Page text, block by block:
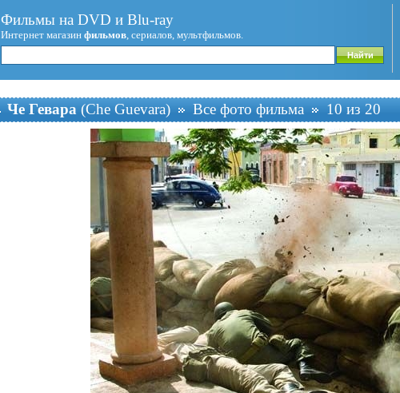
Фильмы на DVD и Blu-ray
Интернет магазин фильмов, сериалов, мультфильмов.
Че Гевара (Che Guevara) Все фото фильма 10 из 20